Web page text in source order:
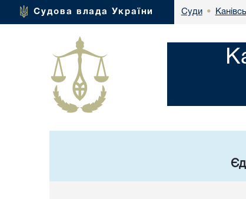
Судова влада України Суди •